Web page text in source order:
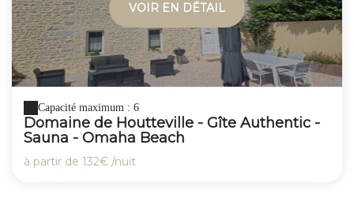
VOIR EN DÉTAIL
Capacité maximum : 6
Domaine de Houtteville - Gîte Authentic -
Sauna - Omaha Beach
à partir de 132€ /nuit